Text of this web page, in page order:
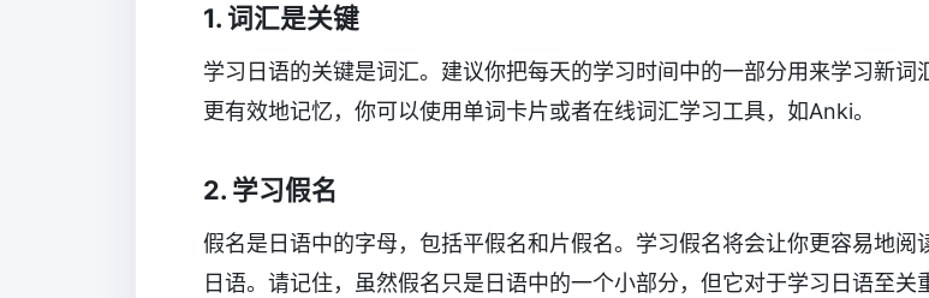
1. 词汇是关键
学习日语的关键是词汇。建议你把每天的学习时间中的一部分用来学习新词
更有效地记忆，你可以使用单词卡片或者在线词汇学习工具，如Anki。
2. 学习假名
假名是日语中的字母，包括平假名和片假名。学习假名将会让你更容易地阅
日语。请记住，虽然假名只是日语中的一个小部分，但它对于学习日语至关